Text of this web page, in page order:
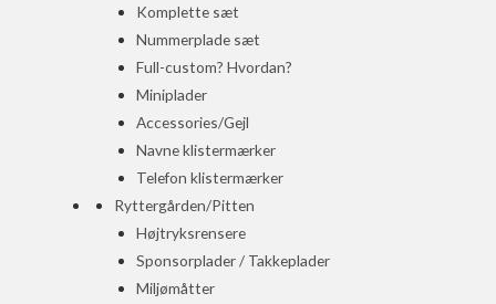
Komplette sæt
Nummerplade sæt
Full-custom? Hvordan?
Miniplader
Accessories/Gejl
Navne klistermærker
Telefon klistermærker
Ryttergården/Pitten
Højtryksrensere
Sponsorplader / Takkeplader
Miljømåtter